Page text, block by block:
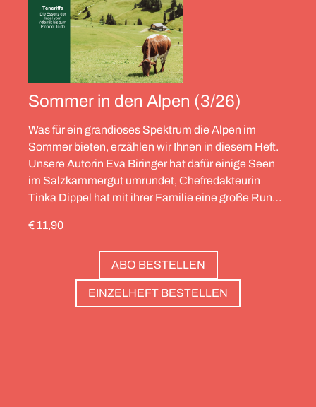
Sommer in den Alpen (3/26)
Was für ein grandioses Spektrum die Alpen im
Sommer bieten, erzählen wir Ihnen in diesem Heft.
Unsere Autorin Eva Biringer hat dafür einige Seen
im Salzkammergut umrundet, Chefredakteurin
Tinka Dippel hat mit ihrer Familie eine große Runde
Helfrich ist über viele Gipfel gegangen – von
Salzburg bis nach Triest. Und die Redaktion hat
zwölf Hotels gesammelt, die zweierlei gemeinsam
haben: Sie sind die perfekte Basis, um Gipfel zu
stürmen. Und sie haben wunderschöne Pools, um
€ 11,90
ABO BESTELLEN
EINZELHEFT BESTELLEN